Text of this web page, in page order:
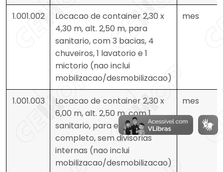
1.001.002
Locacao de container 2,30 x
4,30 m, alt. 2,50 m, para
sanitario, com 3 bacias, 4
chuveiros, 1 lavatorio e 1
mictorio (nao inclui
mobilizacao/desmobilizacao)
mes
1.001.003
Locacao de container 2,30 x
6,00 m, alt. 2,50 m, com 1
sanitario, para escritorio,
completo, sem divisorias
internas (nao inclui
mobilizacao/desmobilizacao)
mes